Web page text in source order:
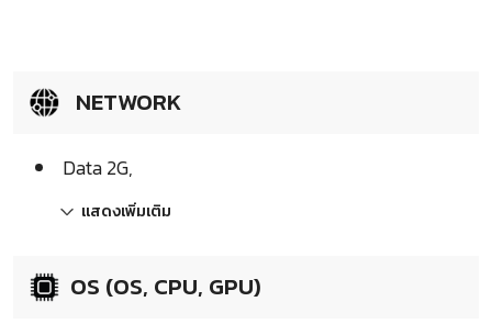
NETWORK
Data 2G,
แสดงเพิ่มเติม
OS (OS, CPU, GPU)